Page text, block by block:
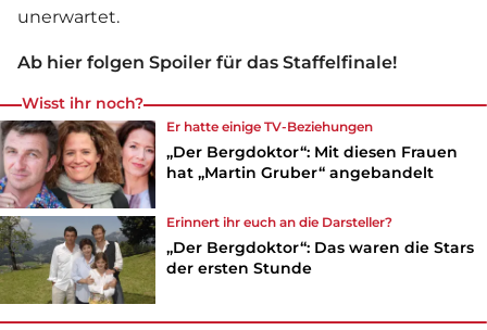
unerwartet.
Ab hier folgen Spoiler für das Staffelfinale!
Wisst ihr noch?
Er hatte einige TV-Beziehungen
„Der Bergdoktor“: Mit diesen Frauen
hat „Martin Gruber“ angebandelt
Erinnert ihr euch an die Darsteller?
„Der Bergdoktor“: Das waren die Stars
der ersten Stunde